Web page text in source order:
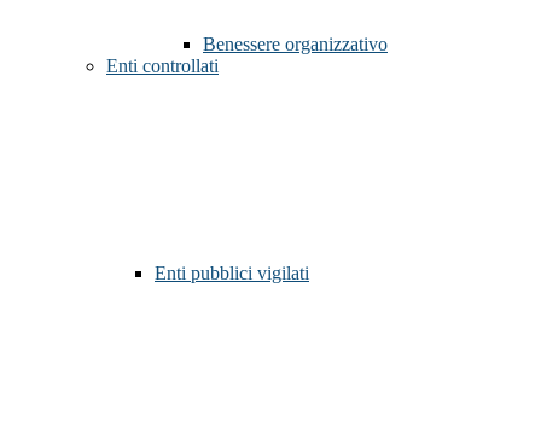
Benessere organizzativo
Enti controllati
Enti pubblici vigilati